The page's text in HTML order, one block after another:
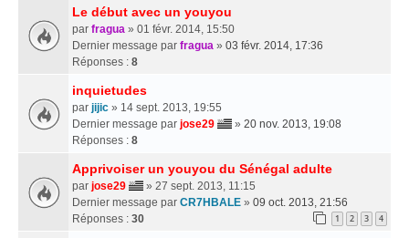
Le début avec un youyou
par fragua » 01 févr. 2014, 15:50
Dernier message par fragua » 03 févr. 2014, 17:36
Réponses : 8
inquietudes
par jijic » 14 sept. 2013, 19:55
Dernier message par jose29 » 20 nov. 2013, 19:08
Réponses : 8
Apprivoiser un youyou du Sénégal adulte
par jose29
» 27 sept. 2013, 11:15
Dernier message par CR7HBALE » 09 oct. 2013, 21:56
Réponses : 30 1 2 3 4